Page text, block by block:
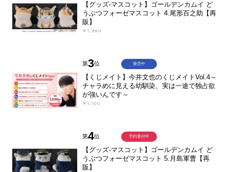
【グッズ-マスコット】ゴールデンカムイ ど
うぶつフォーゼマスコット 4.尾形百之助【再
販】
￥1,980
第3位
【くじメイト】今井文也のくじメイトVol.4～
チャラめに見える幼馴染、実は一途で独占欲
が強いんです～
￥1,100
発売中
第4位
【グッズ-マスコット】ゴールデンカムイ ど
うぶつフォーゼマスコット 5.月島軍曹【再
販】
予約受付中